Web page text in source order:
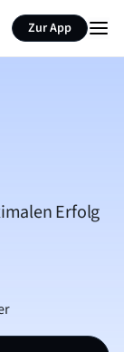
Zur App
Erfolg